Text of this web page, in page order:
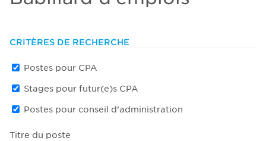
CRITÈRES DE RECHERCHE
Postes pour CPA
Stages pour futur(e)s CPA
Postes pour conseil d’administration
Titre du poste